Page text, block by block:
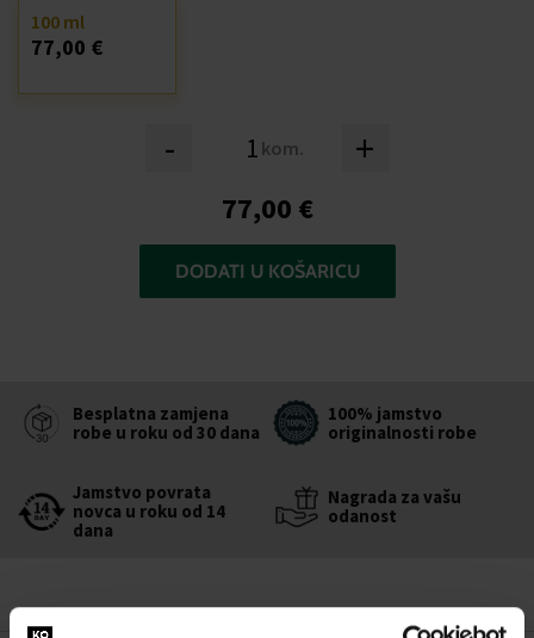
- kom. +
100 ml
77,00 €
77,00 €
DODATI U KOŠARICU
Besplatna zamjena
robe u roku od 30 dana
100% jamstvo
originalnosti robe
Jamstvo povrata
novca u roku od 14
dana
Nagrada za vašu
odanost